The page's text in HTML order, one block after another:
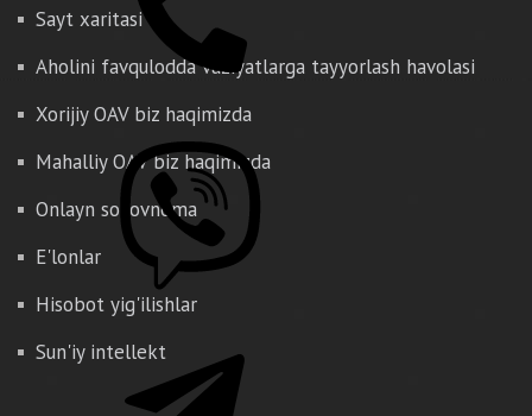
Sayt xaritasi
Aholini favqulodda vaziyatlarga tayyorlash havolasi
Xorijiy OAV biz haqimizda
Mahalliy OAV biz haqimizda
Onlayn so'rovnoma
E'lonlar
Hisobot yig'ilishlar
Sun'iy intellekt